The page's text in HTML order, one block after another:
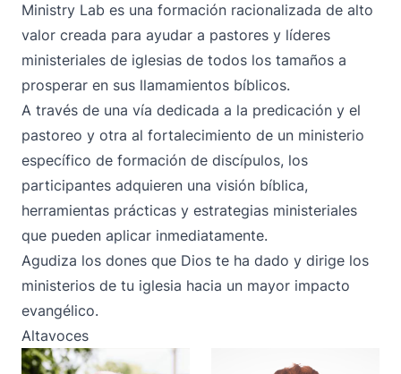
Ministry Lab es una formación racionalizada de alto
valor creada para ayudar a pastores y líderes
ministeriales de iglesias de todos los tamaños a
prosperar en sus llamamientos bíblicos.
A través de una vía dedicada a la predicación y el
pastoreo y otra al fortalecimiento de un ministerio
específico de formación de discípulos, los
participantes adquieren una visión bíblica,
herramientas prácticas y estrategias ministeriales
que pueden aplicar inmediatamente.
Agudiza los dones que Dios te ha dado y dirige los
ministerios de tu iglesia hacia un mayor impacto
evangélico.
Altavoces